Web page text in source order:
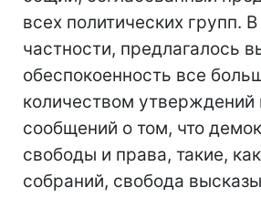
всех политических групп.
частности, предлагалось
обеспокоенность все
количеством утверждений
сообщений о том, что
свободы и права, такие,
собраний, свобода